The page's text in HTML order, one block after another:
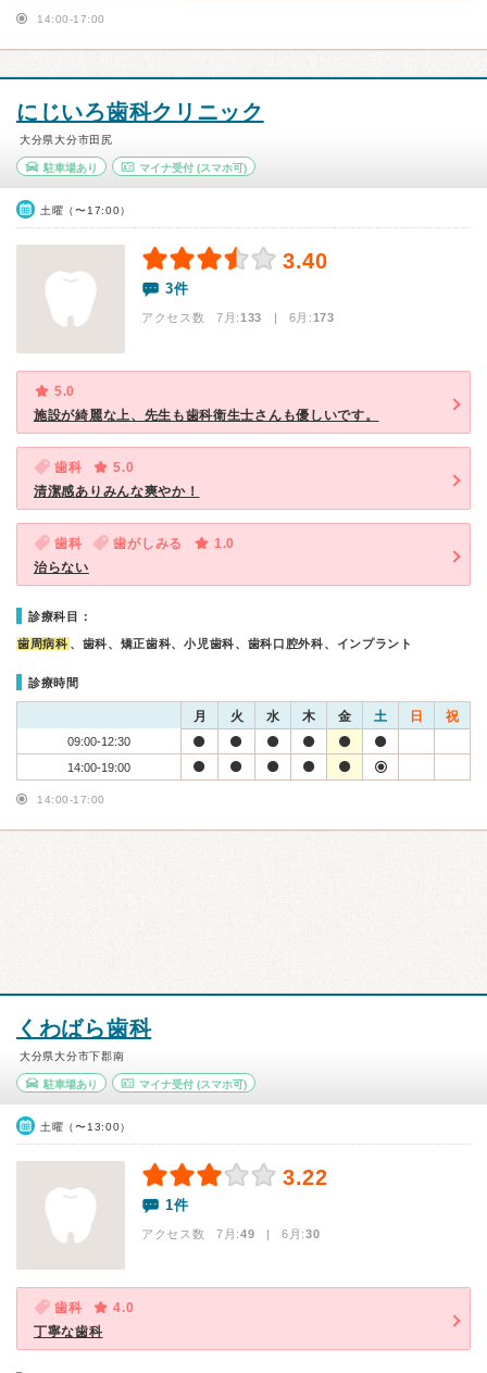
14:00-17:00
にじいろ歯科クリニック
大分県大分市田尻
駐車場あり マイナ受付(スマホ可)
土曜（〜17:00）
3.40
3件
アクセス数 7月:133 | 6月:173
5.0
施設が綺麗な上、先生も歯科衛生士さんも優しいです。
歯科
5.0
清潔感ありみんな爽やか！
歯科 歯がしみる
1.0
治らない
診療科目：
歯周病科 、歯科、矯正歯科、小児歯科、歯科口腔外科、インプラント
診療時間
月 火 水 木 金 土 日 祝
09:00-12:30
14:00-19:00
14:00-17:00
くわばら歯科
大分県大分市下郡南
駐車場あり マイナ受付(スマホ可)
土曜（〜13:00）
3.22
1件
アクセス数 7月:49 | 6月:30
歯科
4.0
丁寧な歯科